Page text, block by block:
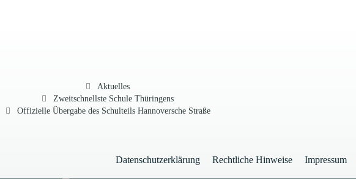
Kategorien
Aktuelles
Zweitschnellste Schule Thüringens
Offizielle Übergabe des Schulteils Hannoversche Straße
Datenschutzerklärung Rechtliche Hinweise Impressum